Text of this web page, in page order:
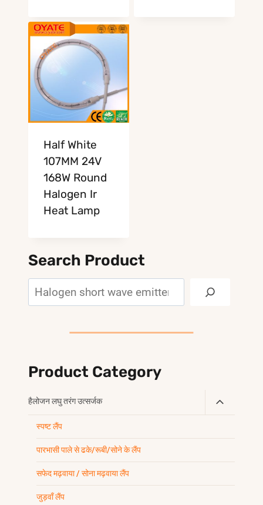
Half White
107MM 24V
168W Round
Halogen Ir
Heat Lamp
Search Product
Product Category
हैलोजन लघु तरंग उत्सर्जक
Toggle
स्पष्ट लैंप
पारभासी पाले से ढके/रूबी/सोने के लैंप
सफेद मढ़वाया / सोना मढ़वाया लैंप
जुड़वाँ लैंप